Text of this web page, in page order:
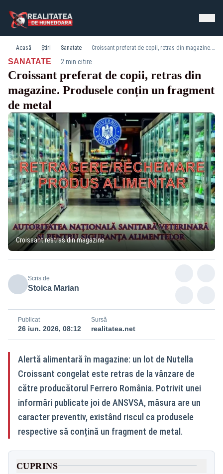
Acasă Știri Sanatate Croissant preferat de copii, retras din magazine. Produsele conțin un fragment de metal
SANATATE· 2 min citire
Croissant preferat de copii, retras din
magazine. Produsele conțin un fragment
de metal
Croissant restras din magazine
Scris de
Stoica Marian
Publicat
26 iun. 2026, 08:12
Sursă
realitatea.net
Alertă alimentară în magazine: un lot de Nutella
Croissant congelat este retras de la vânzare de
către producătorul Ferrero România. Potrivit unei
informări publicate joi de ANSVSA, măsura are un
caracter preventiv, existând riscul ca produsele
respective să conțină un fragment de metal.
CUPRINS